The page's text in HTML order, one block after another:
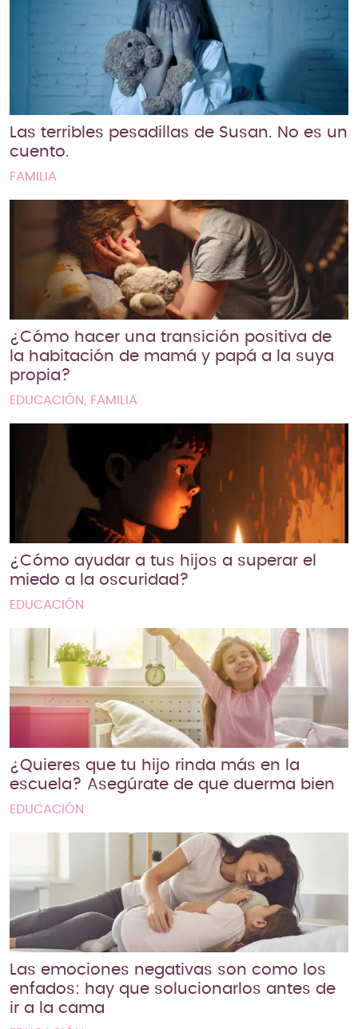
Las terribles pesadillas de Susan. No es un
cuento.
FAMILIA
¿Cómo hacer una transición positiva de
la habitación de mamá y papá a la suya
propia?
EDUCACIÓN, FAMILIA
¿Cómo ayudar a tus hijos a superar el
miedo a la oscuridad?
EDUCACIÓN
¿Quieres que tu hijo rinda más en la
escuela? Asegúrate de que duerma bien
EDUCACIÓN
Las emociones negativas son como los
enfados: hay que solucionarlos antes de
ir a la cama